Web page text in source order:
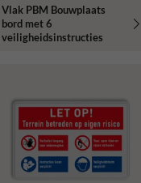
Vlak PBM Bouwplaats
bord met 6
veiligheidsinstructies